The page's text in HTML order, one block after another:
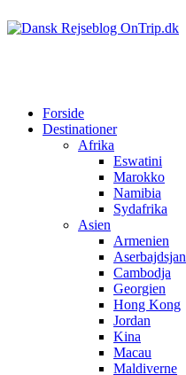
Forside
Destinationer
Afrika
Eswatini
Marokko
Namibia
Sydafrika
Asien
Armenien
Aserbajdsjan
Cambodja
Georgien
Hong Kong
Jordan
Kina
Macau
Maldiverne